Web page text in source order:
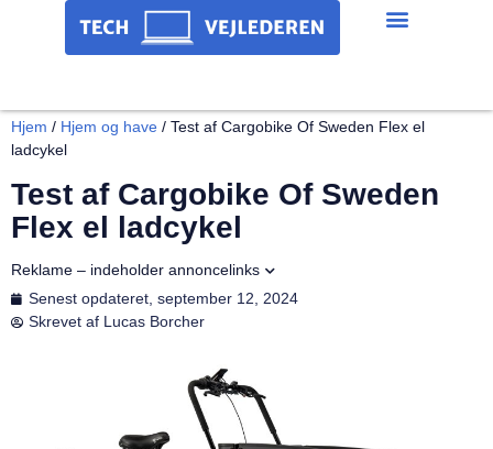
Hjem / Hjem og have / Test af Cargobike Of Sweden Flex el
ladcykel
Test af Cargobike Of Sweden
Flex el ladcykel
Senest opdateret, september 12, 2024
Skrevet af Lucas Borcher
Reklame – indeholder annoncelinks